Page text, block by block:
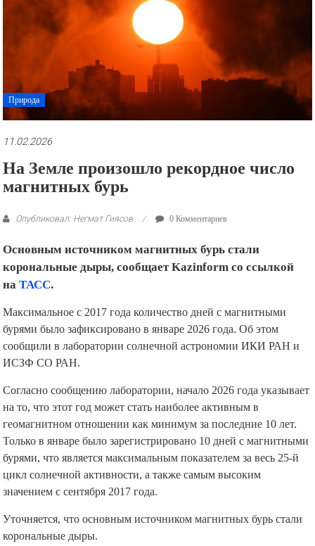
рекламные
ролики
Природа
11.02.2026
На Земле произошло рекордное число
магнитных бурь
Опубликовал: Негмат Гиясов 0 Комментариев
Основным источником магнитных бурь стали
корональные дыры, сообщает Kazinform со ссылкой
наТАСС.
Максимальное с 2017 года количество дней с магнитными
бурями было зафиксировано в январе 2026 года. Об этом
сообщили в лаборатории солнечной астрономии ИКИ РАН и
ИСЗФ СО РАН.
Согласно сообщению лаборатории, начало 2026 года указывает
на то, что этот год может стать наиболее активным в
геомагнитном отношении как минимум за последние 10 лет.
Только в январе было зарегистрировано 10 дней с магнитными
бурями, что является максимальным показателем за весь 25-й
цикл солнечной активности, а также самым высоким
значением с сентября 2017 года.
Уточняется, что основным источником магнитных бурь стали
корональные дыры.